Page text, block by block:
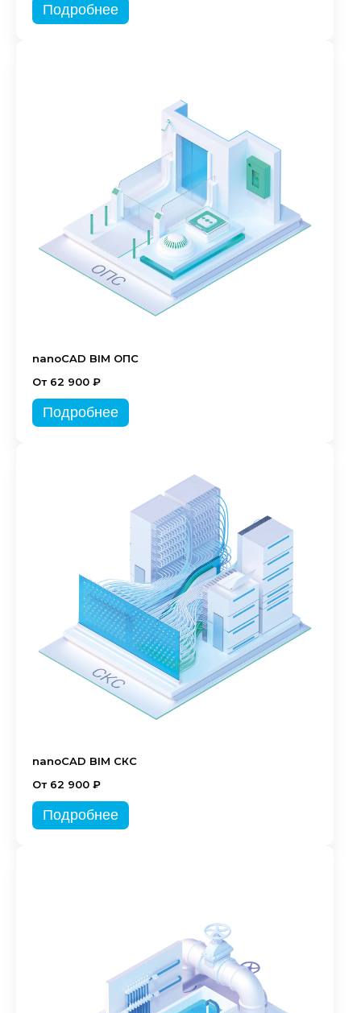
Подробнее
nanoCAD BIM ОПС
От 62 900 ₽
Подробнее
nanoCAD BIM СКС
От 62 900 ₽
Подробнее